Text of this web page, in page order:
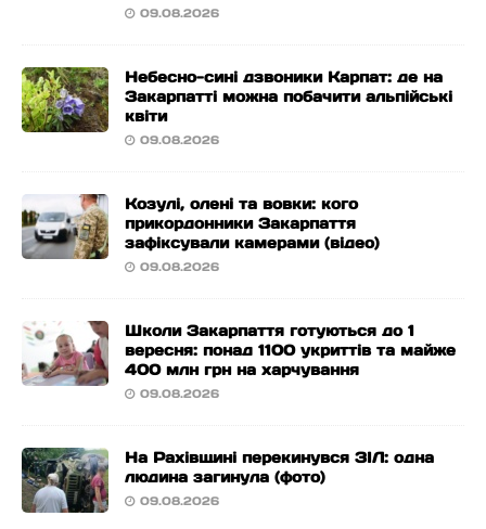
09.08.2026
Небесно-сині дзвоники Карпат: де на
Закарпатті можна побачити альпійські
квіти
09.08.2026
Козулі, олені та вовки: кого
прикордонники Закарпаття
зафіксували камерами (відео)
09.08.2026
Школи Закарпаття готуються до 1
вересня: понад 1100 укриттів та майже
400 млн грн на харчування
09.08.2026
На Рахівщині перекинувся ЗІЛ: одна
людина загинула (фото)
09.08.2026